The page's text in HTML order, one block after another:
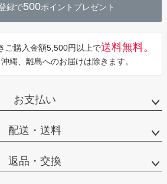
へ
録で500ポイントプレゼント
ご購入金額5,500円以上で送料無料。
縄、離島へのお届けは除きます。
お支払い
配送・送料
返品・交換